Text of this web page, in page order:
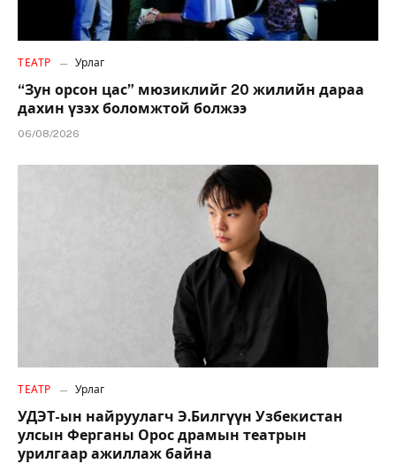
ТЕАТР Урлаг
“Зун орсон цас” мюзиклийг 20 жилийн дараа
дахин үзэх боломжтой болжээ
06/08/2026
ТЕАТР Урлаг
УДЭТ-ын найруулагч Э.Билгүүн Узбекистан
улсын Ферганы Орос драмын театрын
урилгаар ажиллаж байна